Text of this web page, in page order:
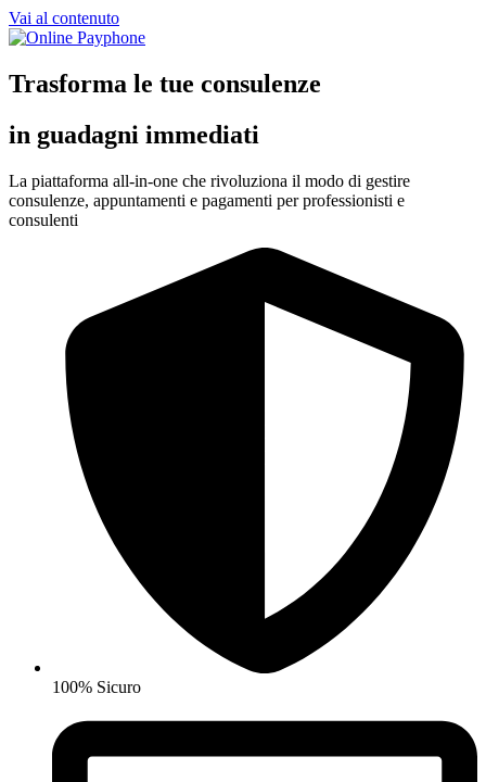
Vai al contenuto
Trasforma le tue consulenze
in guadagni immediati
La piattaforma all-in-one che rivoluziona il modo di gestire
consulenze, appuntamenti e pagamenti per professionisti e
consulenti
100% Sicuro